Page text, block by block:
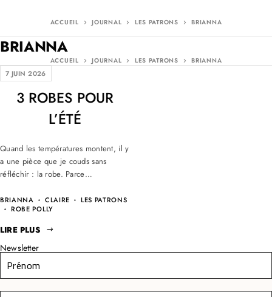
ACCUEIL JOURNAL LES PATRONS BRIANNA
BRIANNA
ACCUEIL JOURNAL LES PATRONS BRIANNA
7 JUIN 2026
3 ROBES POUR
L’ÉTÉ
Quand les températures montent, il y
a une pièce que je couds sans
réfléchir : la robe. Parce…
BRIANNA CLAIRE
LES PATRONS
ROBE POLLY
LIRE PLUS
Newsletter